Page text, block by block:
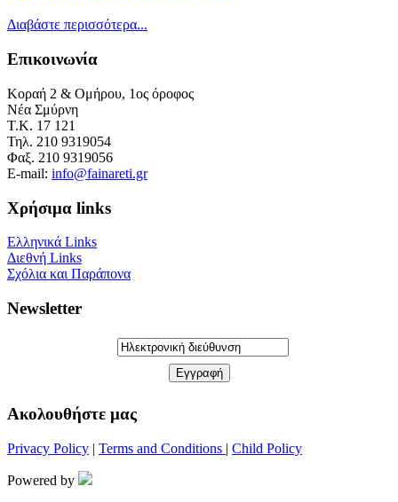
Διαβάστε περισσότερα...
Eπικοινωνία
Κοραή 2 & Ομήρου, 1ος όροφος
Νέα Σμύρνη
Τ.Κ. 17 121
Τηλ. 210 9319054
Φαξ. 210 9319056
E-mail: info@fainareti.gr
Χρήσιμα links
Ελληνικά Links
Διεθνή Links
Σχόλια και Παράπονα
Newsletter
Aκολουθήστε μας
Privacy Policy | Terms and Conditions | Child Policy
Powered by